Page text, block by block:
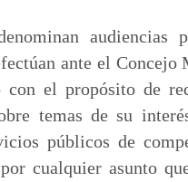
audiencias
ante el Concejo
el propósito de
temas de su
públicos de
cualquier asunto